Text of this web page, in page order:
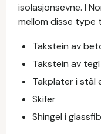
isolasjonsevne. I
mellom disse type
Takstein av
Takstein av tegl
Takplater i stål
Skifer
Shingel i